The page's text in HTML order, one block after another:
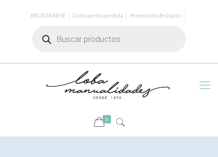
REGISTRARSE Contraseña perdida
Protección de Datos
productos
0